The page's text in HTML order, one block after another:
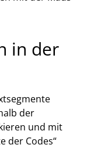
in der
der
und mit
der Codes“